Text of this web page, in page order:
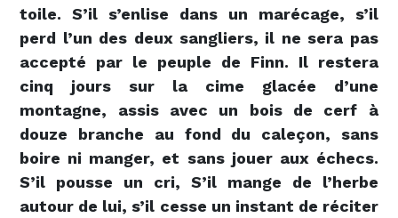
toile. S’il s’enlise dans un marécage, s’il
perd l’un des deux sangliers, il ne sera pas
accepté par le peuple de Finn. Il restera
cinq jours sur la cime glacée d’une
montagne, assis avec un bois de cerf à
douze branche au fond du caleçon, sans
boire ni manger, et sans jouer aux échecs.
S’il pousse un cri, S’il mange de l’herbe
autour de lui, s’il cesse un instant de réciter